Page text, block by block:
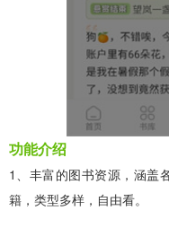
功能介绍
1、丰富的图书资源，涵盖
籍，类型多样，自由看。